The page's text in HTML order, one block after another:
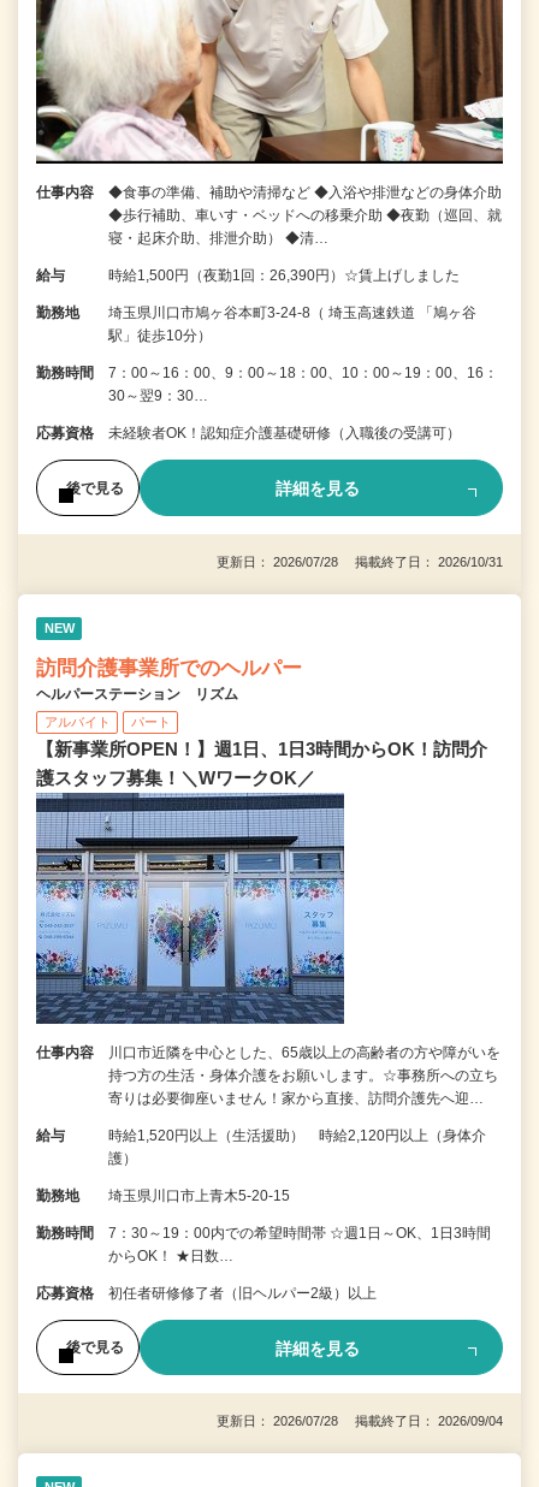
仕事内容
◆食事の準備、補助や清掃など ◆入浴や排泄などの身体介助
◆歩行補助、車いす・ベッドへの移乗介助 ◆夜勤（巡回、就
寝・起床介助、排泄介助） ◆清…
給与 時給1,500円（夜勤1回：26,390円）☆賃上げしました
勤務地
埼玉県川口市鳩ヶ谷本町3-24-8（ 埼玉高速鉄道 「鳩ヶ谷
駅」徒歩10分）
勤務時間
7：00～16：00、9：00～18：00、10：00～19：00、16：
30～翌9：30…
応募資格 未経験者OK！認知症介護基礎研修（入職後の受講可）
後で見る 詳細を見る
更新日： 2026/07/28 掲載終了日： 2026/10/31
NEW
訪問介護事業所でのヘルパー
ヘルパーステーション リズム
アルバイト パート
【新事業所OPEN！】週1日、1日3時間からOK！訪問介
護スタッフ募集！＼WワークOK／
仕事内容
川口市近隣を中心とした、65歳以上の高齢者の方や障がいを
持つ方の生活・身体介護をお願いします。☆事務所への立ち
寄りは必要御座いません！家から直接、訪問介護先へ迎…
給与
時給1,520円以上（生活援助） 時給2,120円以上（身体介
護）
勤務地 埼玉県川口市上青木5-20-15
勤務時間
7：30～19：00内での希望時間帯 ☆週1日～OK、1日3時間
からOK！ ★日数…
応募資格 初任者研修修了者（旧ヘルパー2級）以上
後で見る 詳細を見る
更新日： 2026/07/28 掲載終了日： 2026/09/04